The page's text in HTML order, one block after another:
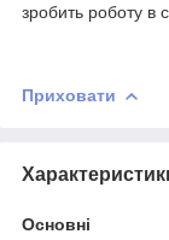
зробить роботу в
Приховати
Основні